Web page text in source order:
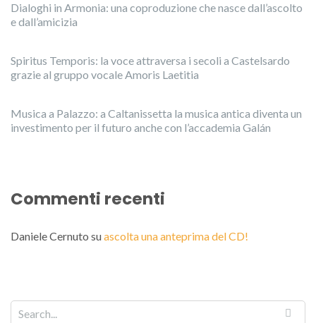
Dialoghi in Armonia: una coproduzione che nasce dall’ascolto
e dall’amicizia
Spiritus Temporis: la voce attraversa i secoli a Castelsardo
grazie al gruppo vocale Amoris Laetitia
Musica a Palazzo: a Caltanissetta la musica antica diventa un
investimento per il futuro anche con l’accademia Galán
Commenti recenti
Daniele Cernuto suascolta una anteprima del CD!